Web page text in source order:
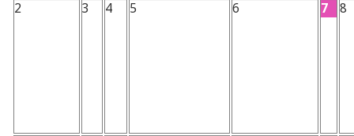
2 3 4 5 6 7 8